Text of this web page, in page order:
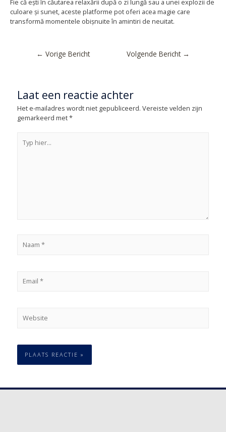
Fie că ești în căutarea relaxării după o zi lungă sau a unei explozii de
culoare și sunet, aceste platforme pot oferi acea magie care
transformă momentele obișnuite în amintiri de neuitat.
← Vorige Bericht Volgende Bericht →
Laat een reactie achter
Het e-mailadres wordt niet gepubliceerd. Vereiste velden zijn
gemarkeerd met*